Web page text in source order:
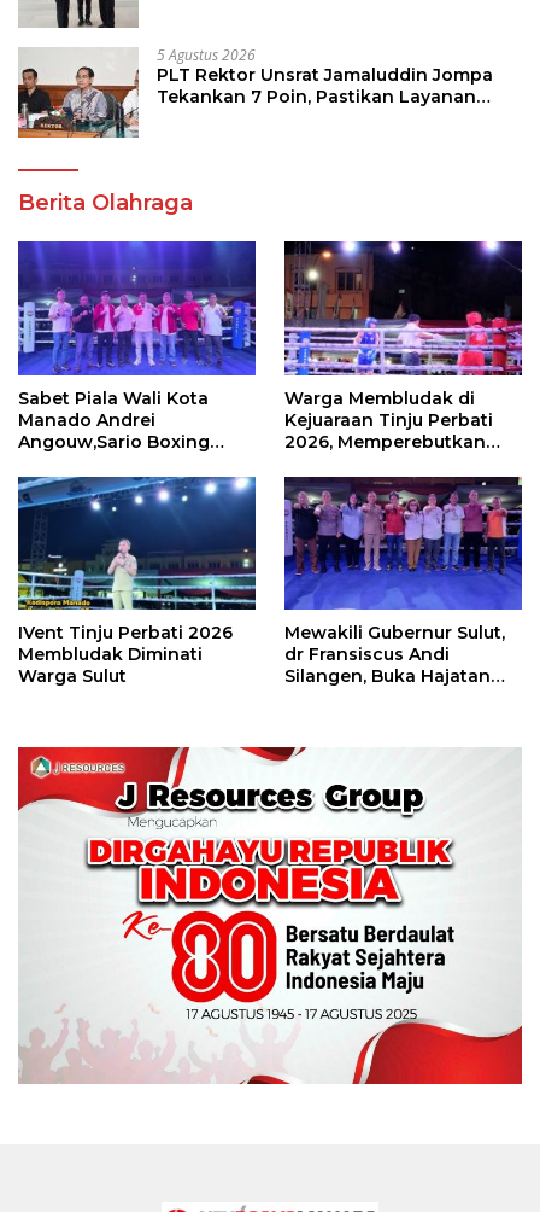
5 Agustus 2026
PLT Rektor Unsrat Jamaluddin Jompa
Tekankan 7 Poin, Pastikan Layanan
Berita Olahraga
Sabet Piala Wali Kota
Manado Andrei
Angouw,Sario Boxing
Perbati 2026
Warga Membludak di
Kejuaraan Tinju Perbati
2026, Memperebutkan
IVent Tinju Perbati 2026
Membludak Diminati
Warga Sulut
Mewakili Gubernur Sulut,
dr Fransiscus Andi
Silangen, Buka Hajatan